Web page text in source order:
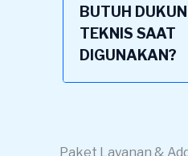
BUTUH
TEKNIS SAAT
DIGUNAKAN?
Paket Layanan &